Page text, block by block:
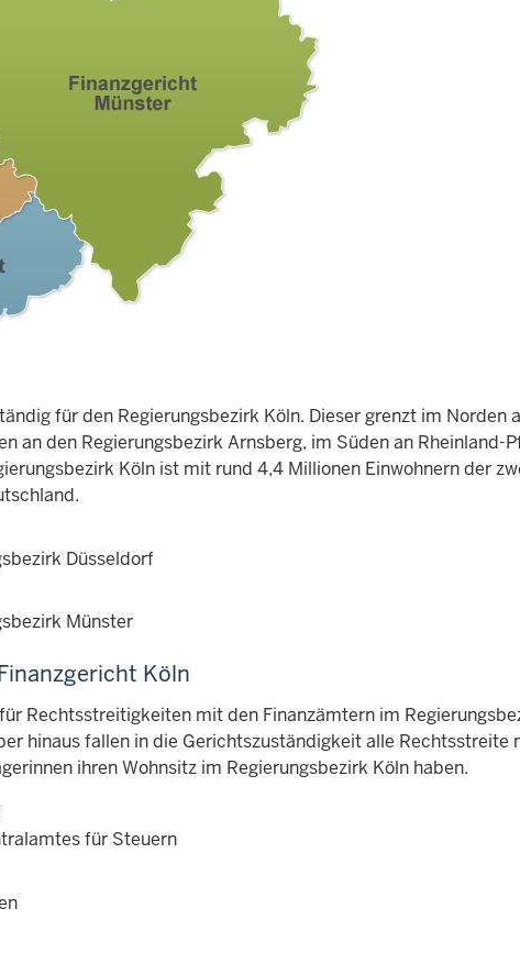
für den Regierungsbezirk Köln. Dieser grenzt im Norden
an den Regierungsbezirk Arnsberg, im Süden an Rheinland-
Köln ist mit rund 4,4 Millionen Einwohnern der
Düsseldorf
Münster
Köln
Rechtsstreitigkeiten mit den Finanzämtern im
hinaus fallen in die Gerichtszuständigkeit alle Rechtsstreite
ihren Wohnsitz im Regierungsbezirk Köln haben.
für Steuern